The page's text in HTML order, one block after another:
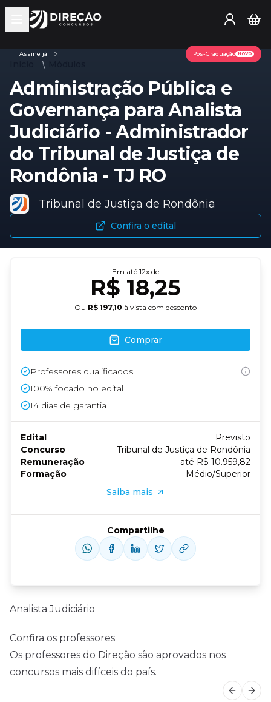
Open main menu
Assine já Pós-Graduação NOVO
Administração Pública e
Governança para Analista
Judiciário - Administrador
do Tribunal de Justiça de
Rondônia - TJ RO
Tribunal de Justiça de Rondônia
Confira o edital
Analista Judiciário
Confira os professores
Os professores do Direção são aprovados nos
concursos mais difíceis do país.
Em até 12x de
R$ 18,25
Ou R$ 197,10 à vista com desconto
Comprar
Professores qualificados
100% focado no edital
14 dias de garantia
Edital
Previsto
Concurso
Tribunal de Justiça de Rondônia
Remuneração
até R$ 10.959,82
Formação
Médio/Superior
Saiba mais
Compartilhe